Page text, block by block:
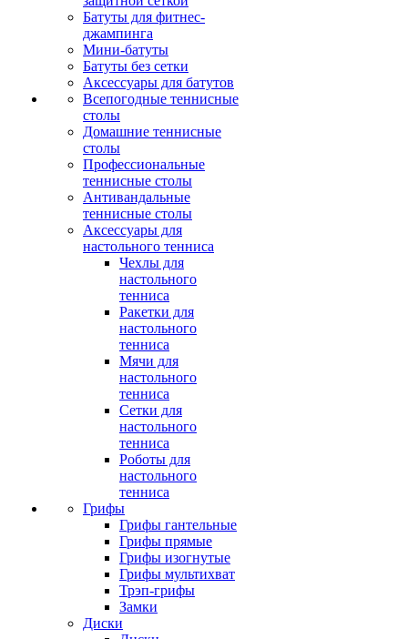
Батуты для фитнес-
джампинга
Мини-батуты
Батуты без сетки
Аксессуары для батутов
Всепогодные теннисные
столы
Домашние теннисные
столы
Профессиональные
теннисные столы
Антивандальные
теннисные столы
Аксессуары для
настольного тенниса
Чехлы для
настольного
тенниса
Ракетки для
настольного
тенниса
Мячи для
настольного
тенниса
Сетки для
настольного
тенниса
Роботы для
настольного
тенниса
Грифы
Грифы гантельные
Грифы прямые
Грифы изогнутые
Грифы мультихват
Трэп-грифы
Замки
Диски